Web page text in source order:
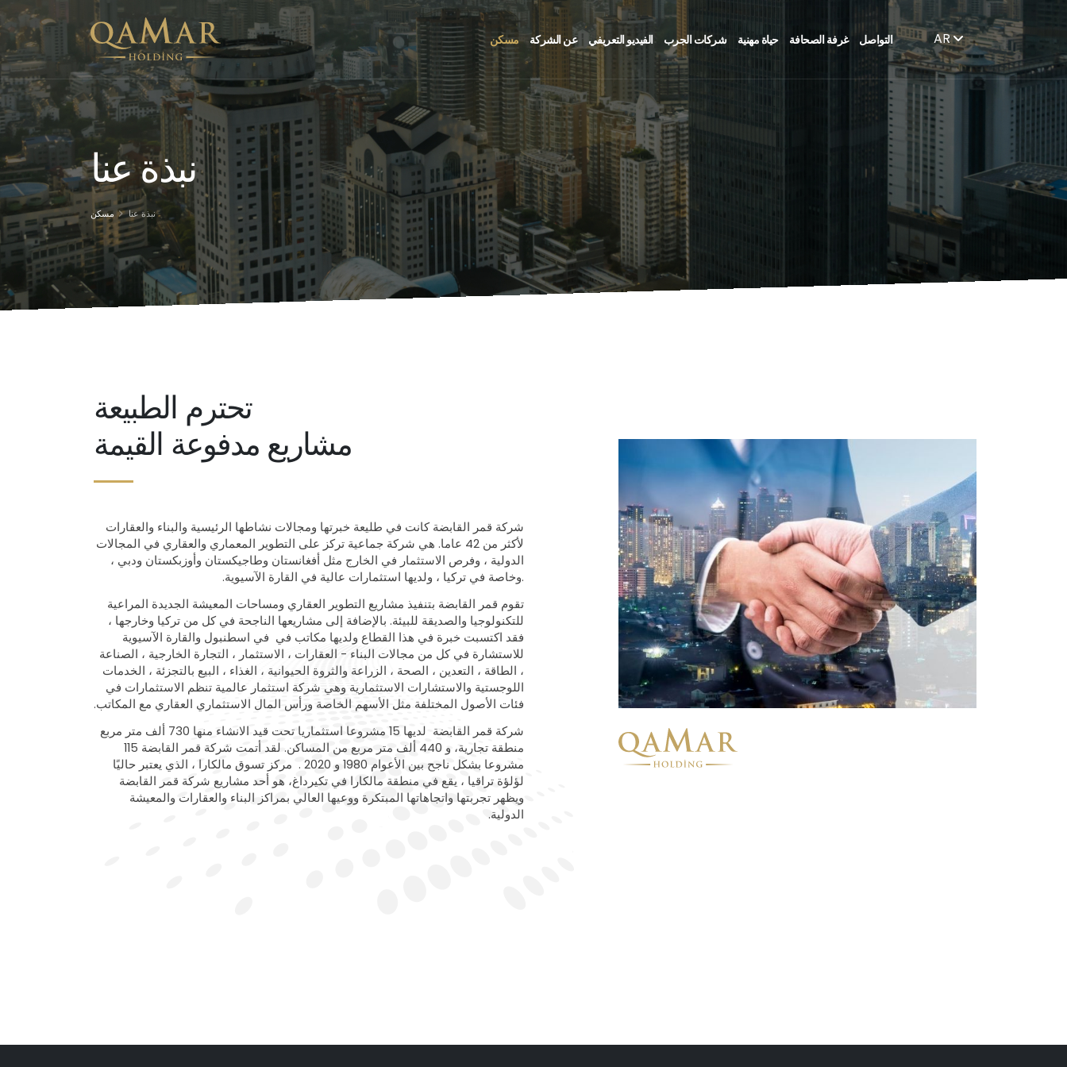
مسكن عن الشركة الفيديو التعريفي شركات الجرب حياة مهنية غرفة الصحافة التواصل AR
نبذة عنا
مسكن نبذة عنا
تحترم الطبيعة
مشاريع مدفوعة القيمة
شركة قمر القابضة كانت في طليعة خبرتها ومجالات نشاطها الرئيسية والبناء والعقارات
لأكثر من 42 عاما. هي شركة جماعية تركز على التطوير المعماري والعقاري في المجالات
الدولية ، وفرص الاستثمار في الخارج مثل أفغانستان وطاجيكستان وأوزبكستان ودبي ،
وخاصة في تركيا ، ولديها استثمارات عالية في القارة الآسيوية..
تقوم قمر القابضة بتنفيذ مشاريع التطوير العقاري ومساحات المعيشة الجديدة المراعية
للتكنولوجيا والصديقة للبيئة. بالإضافة إلى مشاريعها الناجحة في كل من تركيا وخارجها ،
فقد اكتسبت خبرة في هذا القطاع ولديها مكاتب في في اسطنبول والقارة الآسيوية
للاستشارة في كل من مجالات البناء - العقارات ، الاستثمار ، التجارة الخارجية ، الصناعة
، الطاقة ، التعدين ، الصحة ، الزراعة والثروة الحيوانية ، الغذاء ، البيع بالتجزئة ، الخدمات
اللوجستية والاستشارات الاستثمارية وهي شركة استثمار عالمية تنظم الاستثمارات في
فئات الأصول المختلفة مثل الأسهم الخاصة ورأس المال الاستثماري العقاري مع المكاتب.
شركة قمر القابضة لديها 15 مشروعا استثماريا تحت قيد الانشاء منها 730 ألف متر مربع
منطقة تجارية، و 440 ألف متر مربع من المساكن. لقد أتمت شركة قمر القابضة 115
مشروعا بشكل ناجح بين الأعوام 1980 و 2020 . مركز تسوق مالكارا ، الذي يعتبر حاليًا
لؤلؤة تراقيا ، يقع في منطقة مالكارا في تكيرداغ، هو أحد مشاريع شركة قمر القابضة
ويظهر تجربتها واتجاهاتها المبتكرة ووعيها العالي بمراكز البناء والعقارات والمعيشة
الدولية.